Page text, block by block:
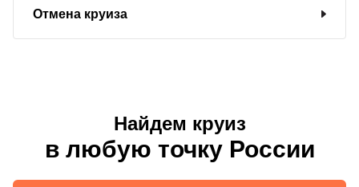
Отмена круиза
Найдем круиз
в любую точку России